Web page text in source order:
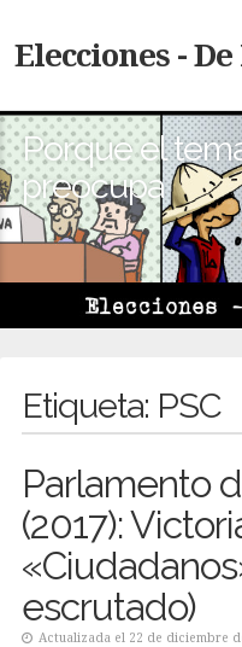
Elecciones -
Porque el
preocupa
Etiqueta: PSC
Parlamento
(2017):
escrutado)
Actualizada el 22 de diciembre